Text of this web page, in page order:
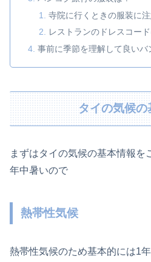
寺院に行くときの服装に
レストランのドレスコー
事前に季節を理解して良いバ
タイの気候の
まずはタイの気候の基本情報を
年中暑いので
熱帯性気候
熱帯性気候のため基本的には1